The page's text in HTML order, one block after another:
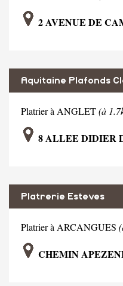
2 AVENUE DE
Aquitaine Plafonds
Platrier à ANGLET(à
8 ALLEE DIDIER
Platrerie Esteves
Platrier à ARCANGUES
CHEMIN